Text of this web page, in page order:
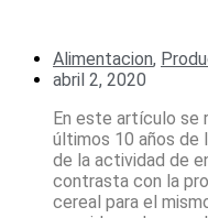
Alimentacion,
abril 2, 2020
En este artículo se
últimos 10 años de
de la actividad de
contrasta con la
cereal para el